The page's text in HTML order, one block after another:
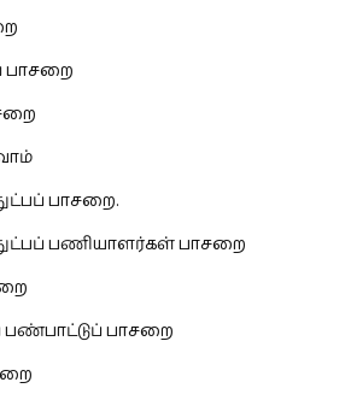
பாசறை
பாசறை.
பணியாளர்கள் பாசறை
பாசறை